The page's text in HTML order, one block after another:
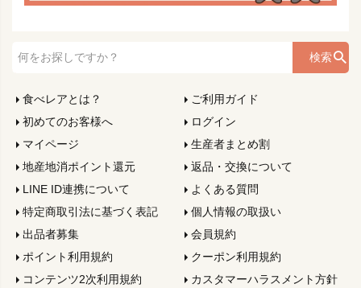
検索
食べレアとは？
ご利用ガイド
初めてのお客様へ
ログイン
マイページ
生産者まとめ割
地産地消ポイント還元
返品・交換について
LINE ID連携について
よくある質問
特定商取引法に基づく表記
個人情報の取扱い
出品者募集
会員規約
ポイント利用規約
クーポン利用規約
コンテンツ2次利用規約
カスタマーハラスメント方針